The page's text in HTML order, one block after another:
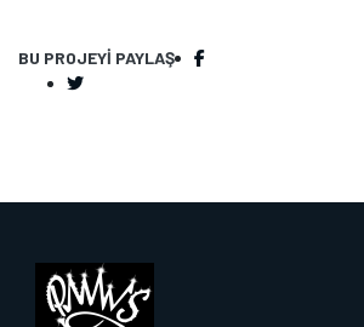
BU PROJEYI PAYLAŞ